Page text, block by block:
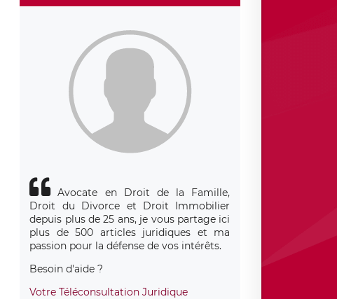
Avocate en Droit de la Famille,
Droit du Divorce et Droit Immobilier
depuis plus de 25 ans, je vous partage ici
plus de 500 articles juridiques et ma
passion pour la défense de vos intérêts.
Besoin d'aide ?
Votre Téléconsultation Juridique